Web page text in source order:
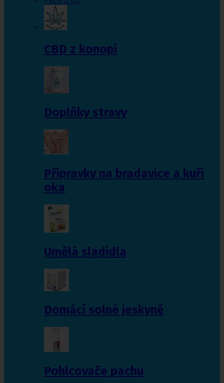
CBD z konopí
Doplňky stravy
Přípravky na bradavice a kuří
oka
Umělá sladidla
Domácí solné jeskyně
Pohlcovače pachu